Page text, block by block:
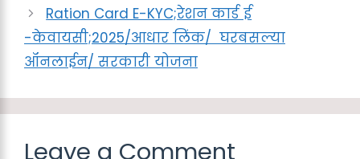
Ration Card E-KYC;रेशन कार्ड ई
-केवायसी;2025/आधार लिंक/ घरबसल्या
ऑनलाईन/ सरकारी योजना
Leave a Comment